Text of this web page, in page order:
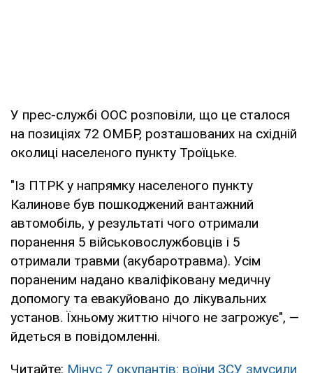
У прес-службі ООС розповіли, що це сталося
на позиціях 72 ОМБР, розташованих на східній
околиці населеного пункту Троїцьке.
"Із ПТРК у напрямку населеного пункту
Калинове був пошкоджений вантажний
автомобіль, у результаті чого отримали
поранення 5 військовослужбовців і 5
отримали травми (акубаротравма). Усім
пораненим надано кваліфіковану медичну
допомогу та евакуйовано до лікувальних
установ. Їхньому життю нічого не загрожує", —
йдеться в повідомленні.
Читайте: Мінус 7 окупантів: воїни ЗСУ змусили